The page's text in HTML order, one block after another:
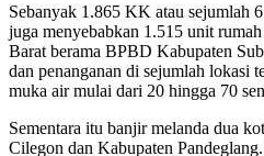
Sebanyak 1.865 KK atau sejumlah
juga menyebabkan 1.515 unit
Barat berama BPBD Kabupaten
dan penanganan di sejumlah lokasi
muka air mulai dari 20 hingga 70
Sementara itu banjir melanda dua
Cilegon dan Kabupaten